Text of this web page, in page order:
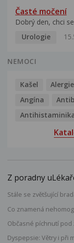
Časté močení
Dobrý den, chci
Urologie
NEMOCI
Kašel Alergie
Angína
Z poradny
Stále se zvětšující
Co znamená
Občasné píchnutí pod
Dyspepsie: Větry i při